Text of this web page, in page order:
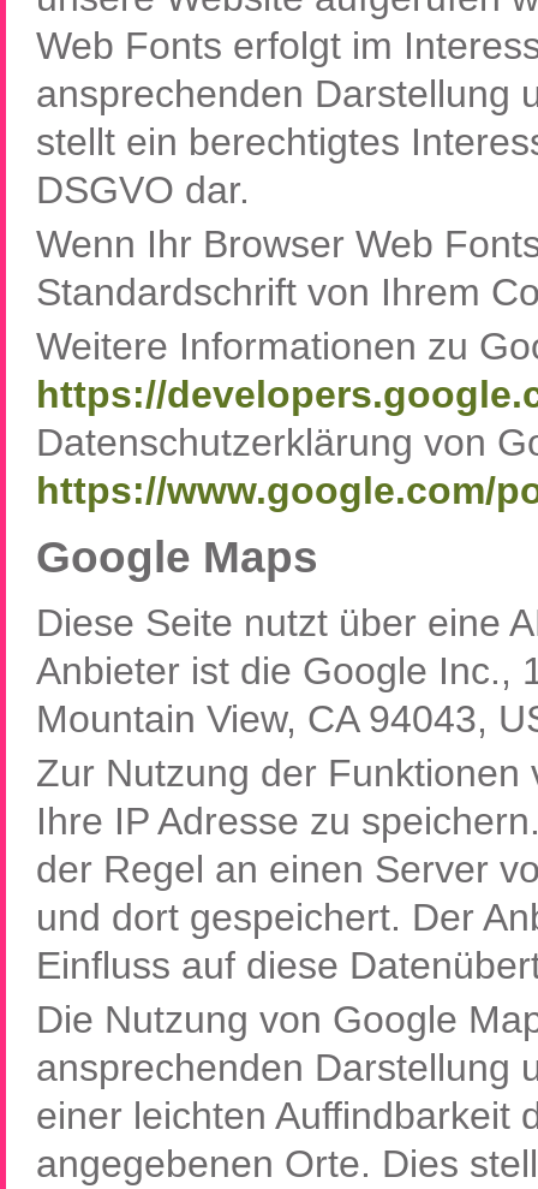
Web Fonts erfolgt im
ansprechenden Darstellung
stellt ein berechtigtes
DSGVO dar.
Wenn Ihr Browser Web
Standardschrift von Ihrem
Weitere Informationen zu
https://
Datenschutzerklärung von
https://www.google.com/
Google Maps
Diese Seite nutzt über eine
Anbieter ist die Google Inc.,
Mountain View, CA 94043,
Zur Nutzung der
Ihre IP Adresse zu
der Regel an einen Server
und dort gespeichert. Der
Einfluss auf diese
Die Nutzung von Google
ansprechenden Darstellung
einer leichten Auffindbarkeit
angegebenen Orte. Dies